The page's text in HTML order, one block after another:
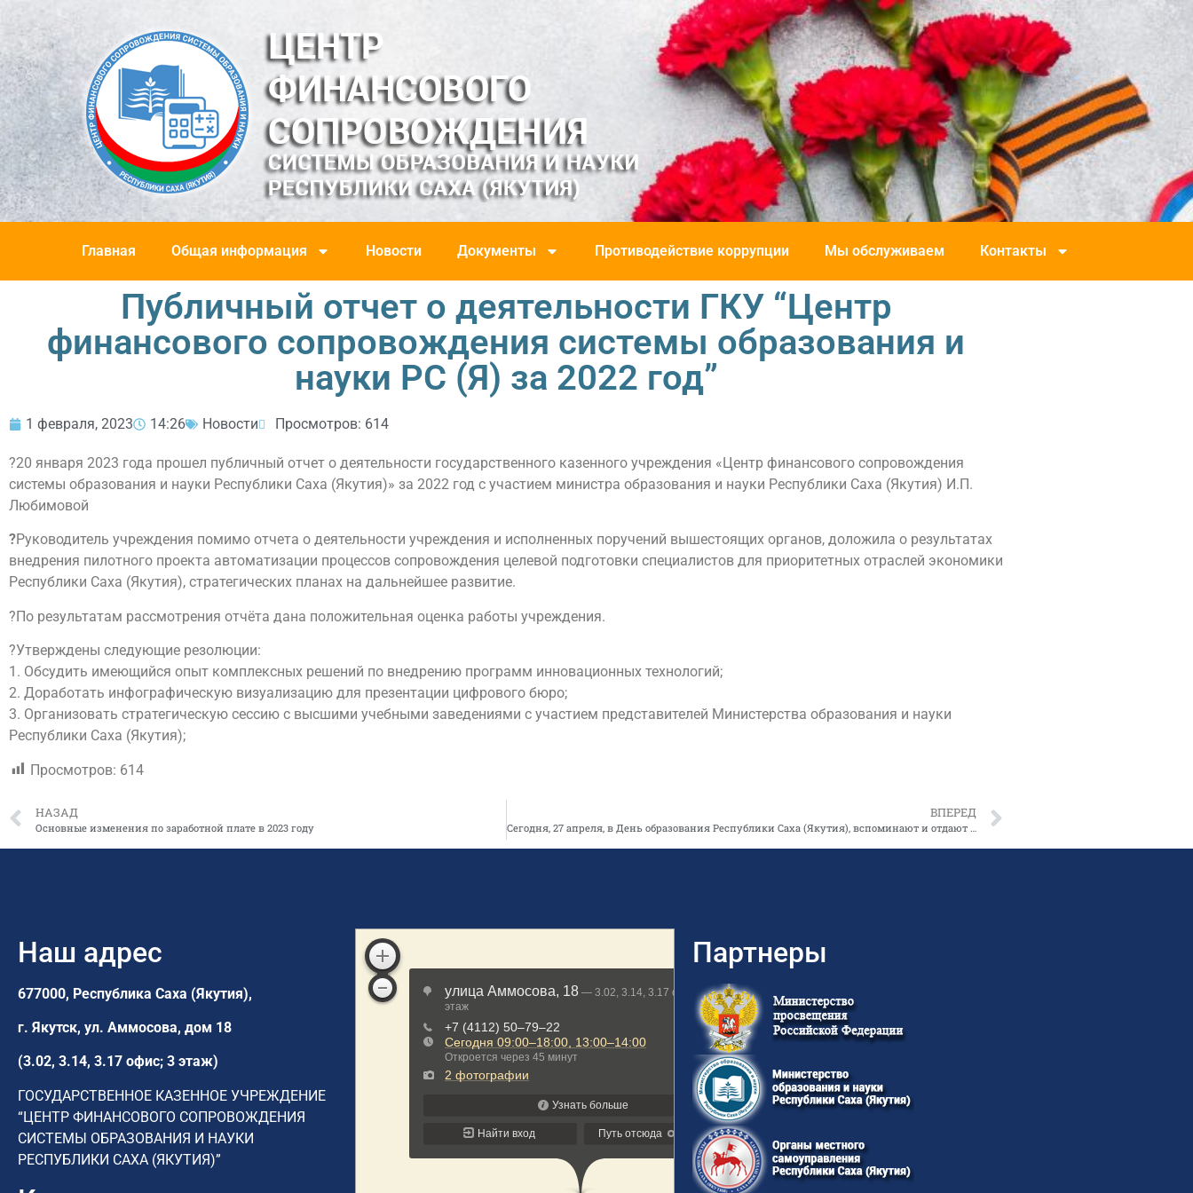
Главная Общая информация Новости Документы Противодействие коррупции Мы обслуживаем Контакты
Публичный отчет о деятельности ГКУ “Центр
финансового сопровождения системы образования и
науки РС (Я) за 2022 год”
1 февраля, 2023 14:26 Новости Просмотров: 614
?20 января 2023 года прошел публичный отчет о деятельности государственного казенного учреждения «Центр финансового сопровождения
системы образования и науки Республики Саха (Якутия)» за 2022 год с участием министра образования и науки Республики Саха (Якутия) И.П.
Любимовой
?Руководитель учреждения помимо отчета о деятельности учреждения и исполненных поручений вышестоящих органов, доложила о результатах
внедрения пилотного проекта автоматизации процессов сопровождения целевой подготовки специалистов для приоритетных отраслей экономики
Республики Саха (Якутия), стратегических планах на дальнейшее развитие.
?По результатам рассмотрения отчёта дана положительная оценка работы учреждения.
?Утверждены следующие резолюции:
1. Обсудить имеющийся опыт комплексных решений по внедрению программ инновационных технологий;
2. Доработать инфографическую визуализацию для презентации цифрового бюро;
3. Организовать стратегическую сессию с высшими учебными заведениями с участием представителей Министерства образования и науки
Республики Саха (Якутия);
Просмотров: 614
НАЗАД
Основные изменения по заработной плате в 2023 году
ВПЕРЕД
Наш адрес
677000, Республика Саха (Якутия),
г. Якутск, ул. Аммосова, дом 18
(3.02, 3.14, 3.17 офис; 3 этаж)
ГОСУДАРСТВЕННОЕ КАЗЕННОЕ УЧРЕЖДЕНИЕ
“ЦЕНТР ФИНАНСОВОГО СОПРОВОЖДЕНИЯ
СИСТЕМЫ ОБРАЗОВАНИЯ И НАУКИ
РЕСПУБЛИКИ САХА (ЯКУТИЯ)”
Партнеры